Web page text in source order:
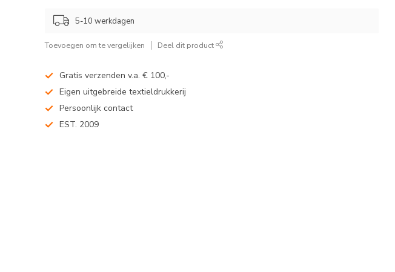
5-10 werkdagen
Toevoegen om te vergelijken Deel dit product
Gratis verzenden v.a. € 100,-
Eigen uitgebreide textieldrukkerij
Persoonlijk contact
EST. 2009